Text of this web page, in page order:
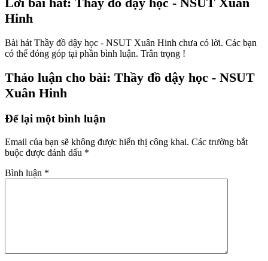
Hinh
Bài hát Thầy đồ dậy học - NSUT Xuân Hinh chưa có lời. Các bạn
có thể đóng góp tại phần bình luận. Trân trọng !
Thảo luận cho bài: Thầy đồ dậy học - NSUT
Xuân Hinh
Để lại một bình luận
Email của bạn sẽ không được hiển thị công khai. Các trường bắt
buộc được đánh dấu *
Bình luận *